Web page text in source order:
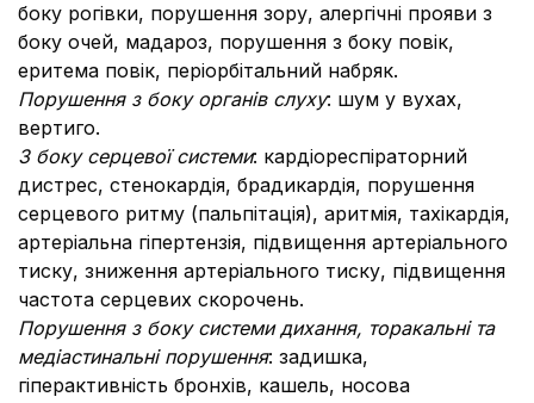
боку рогівки, порушення зору, алергічні прояви з
боку очей, мадароз, порушення з боку повік,
еритема повік, періорбітальний набряк.
Порушення з боку органів слуху: шум у вухах,
вертиго.
З боку серцевої системи: кардіореспіраторний
дистрес, стенокардія, брадикардія, порушення
серцевого ритму (пальпітація), аритмія, тахікардія,
артеріальна гіпертензія, підвищення артеріального
тиску, зниження артеріального тиску, підвищення
частота серцевих скорочень.
Порушення з боку системи дихання, торакальні та
медіастинальні порушення: задишка,
гіперактивність бронхів, кашель, носова